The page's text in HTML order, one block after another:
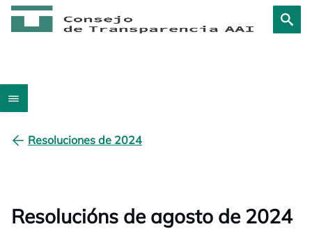
Resoluciones de 2024
Resolucións de agosto de 2024